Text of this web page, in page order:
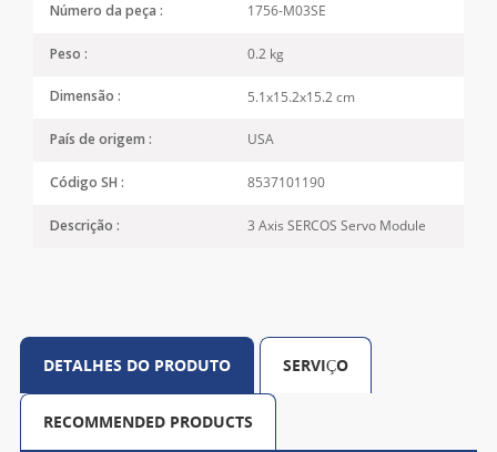
Número da peça : 1756-M03SE
Peso : 0.2 kg
Dimensão : 5.1x15.2x15.2 cm
País de origem : USA
Código SH : 8537101190
Descrição : 3 Axis SERCOS Servo Module
DETALHES DO PRODUTO SERVIÇO
RECOMMENDED PRODUCTS